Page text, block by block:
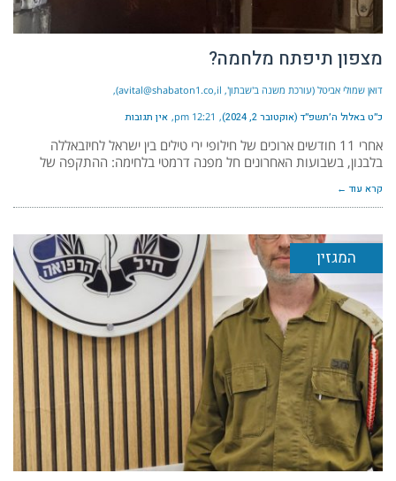
מצפון תיפתח מלחמה?
דואן שמולי אביטל (עורכת משנה ב'שבתון', avital@shabaton1.co,il)
כ״ט באלול ה׳תשפ״ד (אוקטובר 2, 2024) 12:21 pm אין תגובות
אחרי 11 חודשים ארוכים של חילופי ירי טילים בין ישראל לחיזבאללה
בלבנון, בשבועות האחרונים חל מפנה דרמטי בלחימה: ההתקפה של
קרא עוד ←
המגזין